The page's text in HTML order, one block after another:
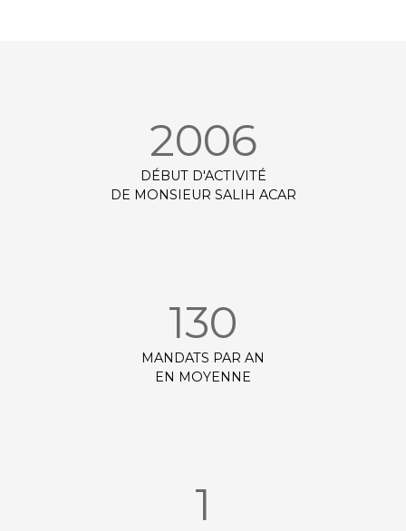
2006
DÉBUT D'ACTIVITÉ
DE MONSIEUR SALIH ACAR
130
MANDATS PAR AN
EN MOYENNE
1